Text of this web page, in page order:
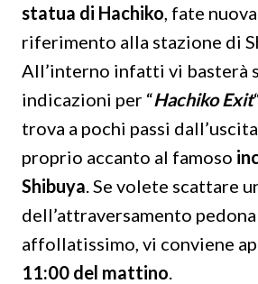
statua di Hachiko, fate
riferimento alla stazione di
All’interno infatti vi basterà
indicazioni per “Hachiko Exit
trova a pochi passi
proprio accanto al famoso
Shibuya. Se volete scattare
dell’attraversamento
affollatissimo, vi conviene
11:00 del mattino.